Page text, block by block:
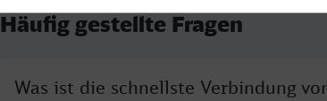
Häufig gestellte Fragen
Was ist die schnellste Verbindung